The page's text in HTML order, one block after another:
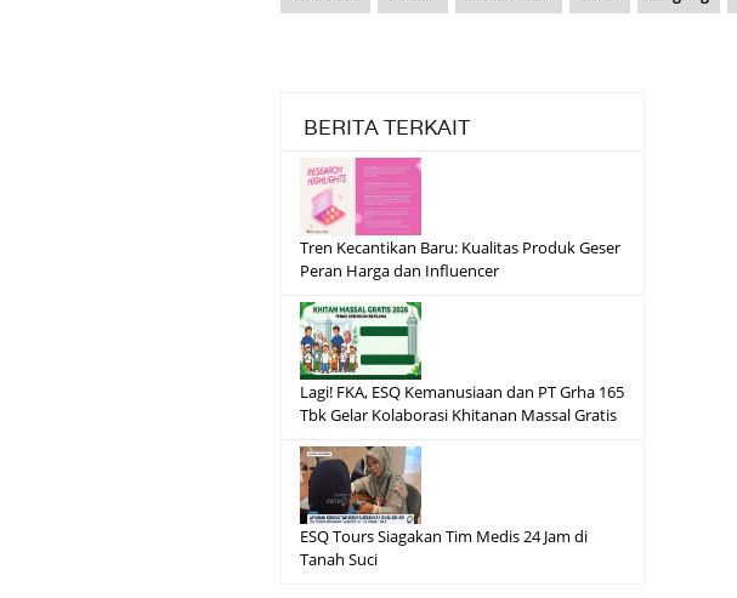
BERITA TERKAIT
Tren Kecantikan Baru: Kualitas Produk Geser
Peran Harga dan Influencer
Lagi! FKA, ESQ Kemanusiaan dan PT Grha 165
Tbk Gelar Kolaborasi Khitanan Massal Gratis
ESQ Tours Siagakan Tim Medis 24 Jam di
Tanah Suci